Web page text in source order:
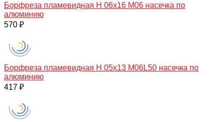
Борфреза пламевидная H 06х16 M06 насечка по
алюминию
570 ₽
Борфреза пламевидная H 05х13 M06L50 насечка по
алюминию
417 ₽